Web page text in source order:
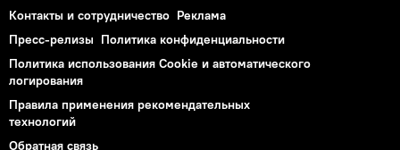
Контакты и сотрудничество Реклама
Пресс-релизы Политика конфиденциальности
Политика использования Cookie и автоматического
логирования
Правила применения рекомендательных
технологий
Обратная связь